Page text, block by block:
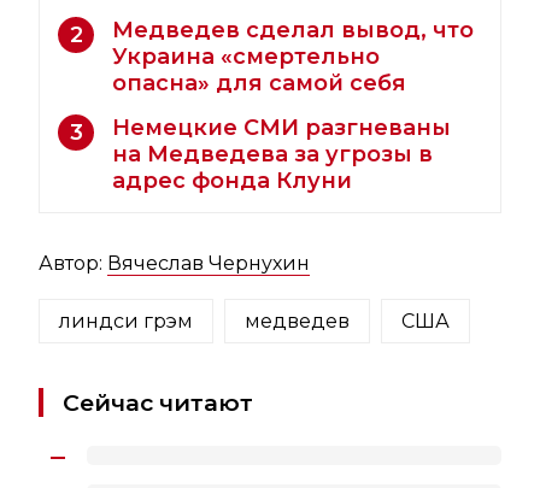
2
Медведев сделал вывод, что
Украина «смертельно
опасна» для самой себя
3
Немецкие СМИ разгневаны
на Медведева за угрозы в
адрес фонда Клуни
Автор: Вячеслав Чернухин
линдси грэм медведев США
Сейчас читают